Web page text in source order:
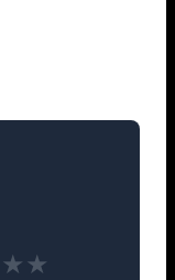
★★